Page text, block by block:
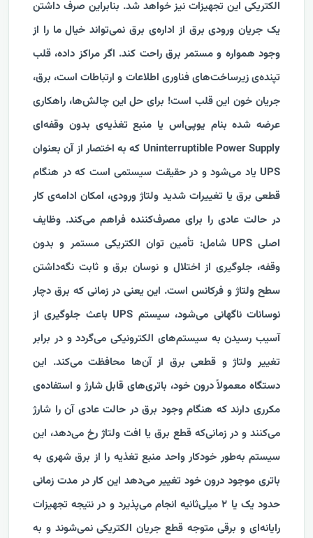
الکتریکی این تجهیزات نیز خواهد شد. بنابراین صرف داشتن
یک جریان ورودی برق از اداره‌ی برق نمی‌تواند خیال ما را از
وجود همواره و مستمر برق راحت کند. اگر مراکز داده، قلب
تپنده‌ی زیرساخت‌های فناوری اطلاعات و ارتباطات است، برق،
جریان خون این قلب است! برای حل این چالش‌ها، راهکاری
عرضه شده بنام یوپی‌اس یا منبع تغذیه‌ی بدون وقفه‌ای
Uninterruptible Power Supply که به اختصار از آن بعنوان
UPS یاد می‌شود و در حقیقت سیستمی است که در هنگام
قطعی برق یا تغییرات شدید ولتاژ ورودی، امکان ادامه‌ی کار
در حالت عادی را برای مصرف‌کننده فراهم می‌کند. وظایف
اصلی UPS شامل: تأمین توان الکتریکی مستمر و بدون
وقفه، جلوگیری از اختلال و نوسان برق و ثابت نگه‌داشتن
سطح ولتاژ و فرکانس است. این یعنی در زمانی که برق دچار
نوسانات ناگهانی می‌شود، سیستم UPS باعث جلوگیری از
آسیب رسیدن به سیستم‌های الکترونیکی می‌گردد و در برابر
تغییر ولتاژ و قطعی برق از آن‌ها محافظت می‌کند. این
دستگاه معمولاً درون خود، باتری‌های قابل شارژ و استفاده‌ی
مکرری دارند که هنگام وجود برق در حالت عادی آن را شارژ
می‌کنند و در زمانی‌که قطع برق یا افت ولتاژ رخ می‌دهد، این
سیستم به‌طور خودکار واحد منبع تغذیه را از برق شهری به
باتری موجود درون خود تغییر می‌دهد این کار در مدت زمانی
حدود یک یا ۲ میلی‌ثانیه انجام می‌پذیرد و در نتیجه تجهیزات
رایانه‌ای و برقی متوجه قطع جریان الکتریکی نمی‌شوند و به